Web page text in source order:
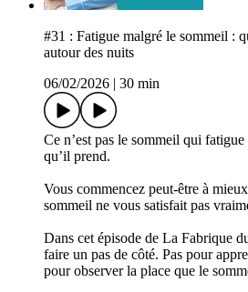
#31 : Fatigue malgré le sommeil :
autour des nuits
06/02/2026
30 min
Ce n’est pas le sommeil qui
qu’il prend.
Vous commencez peut-être à
sommeil ne vous satisfait pas
Dans cet épisode de La Fabrique
faire un pas de côté. Pas pour
pour observer la place que le